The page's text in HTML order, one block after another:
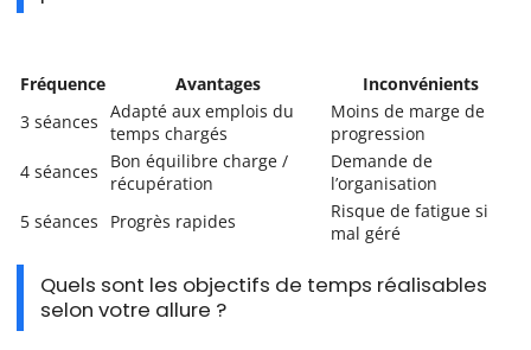
Fréquence Avantages
Inconvénients
3 séances Adapté aux emplois du
temps chargés
Moins de marge de
progression
4 séances
Bon équilibre charge /
récupération
Demande de
l’organisation
5 séances
Progrès rapides
Risque de fatigue si
mal géré
Quels sont les objectifs de temps réalisables
selon votre allure ?